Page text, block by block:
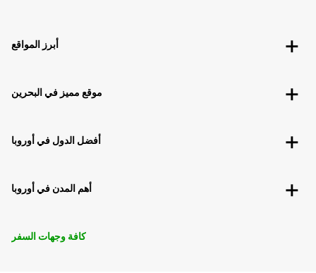
أبرز المواقع
موقع مميز في البحرين
أفضل الدول في أوروبا
أهم المدن في أوروبا
كافة وجهات السفر